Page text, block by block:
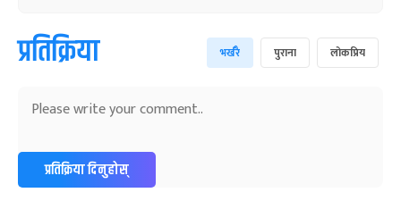
प्रतिक्रिया भर्खरै पुराना लोकप्रिय
प्रतिक्रिया दिनुहोस्